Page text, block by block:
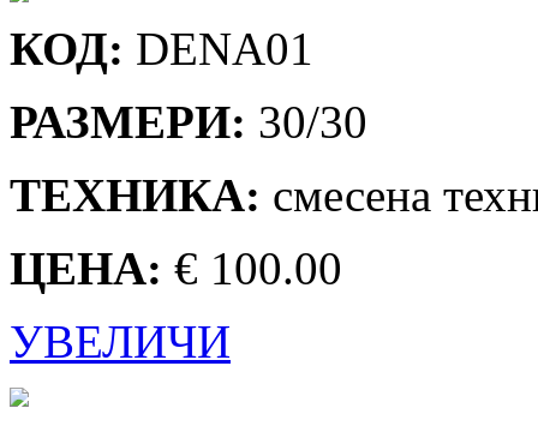
КОД: DENA01
РАЗМЕРИ: 30/30
ТЕХНИКА: смесена
ЦЕНА: € 100.00
УВЕЛИЧИ